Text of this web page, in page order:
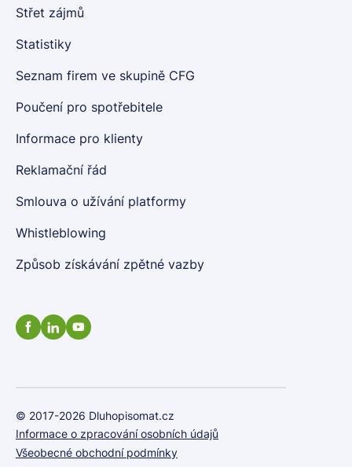
Střet zájmů
Statistiky
Seznam firem ve skupině CFG
Poučení pro spotřebitele
Informace pro klienty
Reklamační řád
Smlouva o užívání platformy
Whistleblowing
Způsob získávání zpětné vazby
© 2017-2026 Dluhopisomat.cz
Informace o zpracování osobních údajů
Všeobecné obchodní podmínky